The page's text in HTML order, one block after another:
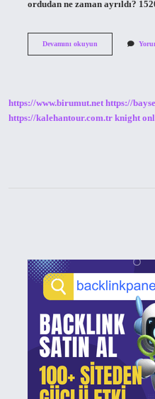
ordudan ne zaman ayrıldı?
Devamını okuyunGiresun
https://www.birumut.net https://
https://kalehantour.com.tr knight